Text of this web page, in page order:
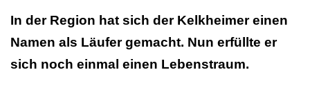
In der Region hat sich der Kelkheimer einen
Namen als Läufer gemacht. Nun erfüllte er
sich noch einmal einen Lebenstraum.